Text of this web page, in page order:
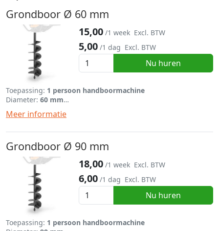
Grondboor Ø 60 mm
5,00 /1 dag Excl. BTW
15,00 /1 week Excl. BTW
Nu huren
Toepassing: 1 persoon handboormachine
Diameter: 60 mm
Lengte:
695 mm
Meer informatie
Grondboor Ø 90 mm
6,00 /1 dag Excl. BTW
18,00 /1 week Excl. BTW
Nu huren
Toepassing: 1 persoon handboormachine